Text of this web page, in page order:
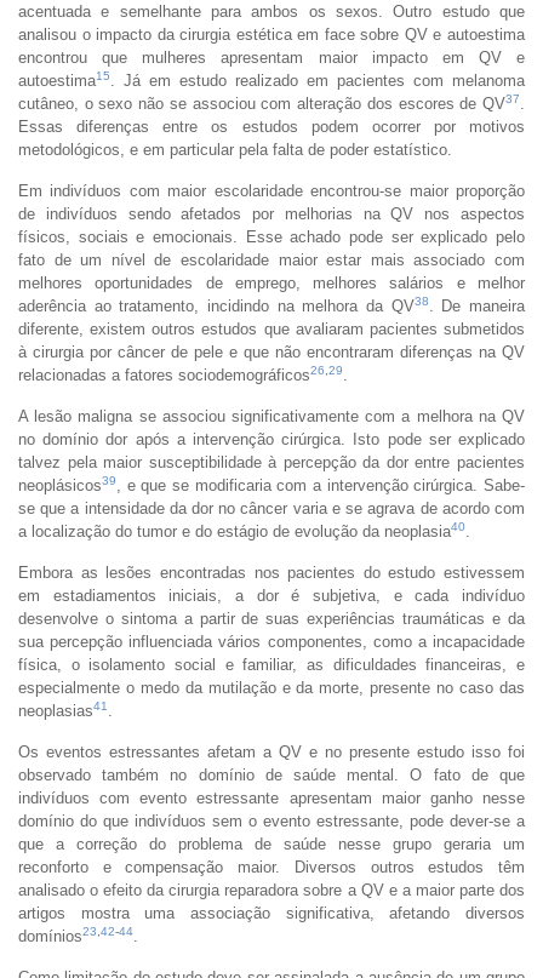
acentuada e semelhante para ambos os sexos. Outro estudo que
analisou o impacto da cirurgia estética em face sobre QV e autoestima
encontrou que mulheres apresentam maior impacto em QV e
autoestima15
. Já em estudo realizado em pacientes com melanoma
cutâneo, o sexo não se associou com alteração dos escores de QV37
Essas diferenças entre os estudos podem ocorrer por motivos
metodológicos, e em particular pela falta de poder estatístico.
Em indivíduos com maior escolaridade encontrou-se maior proporção
de indivíduos sendo afetados por melhorias na QV nos aspectos
físicos, sociais e emocionais. Esse achado pode ser explicado pelo
fato de um nível de escolaridade maior estar mais associado com
melhores oportunidades de emprego, melhores salários e melhor
aderência ao tratamento, incidindo na melhora da QV38
. De maneira
diferente, existem outros estudos que avaliaram pacientes submetidos
à cirurgia por câncer de pele e que não encontraram diferenças na QV
relacionadas a fatores sociodemográficos26 29
A lesão maligna se associou significativamente com a melhora na QV
no domínio dor após a intervenção cirúrgica. Isto pode ser explicado
talvez pela maior susceptibilidade à percepção da dor entre pacientes
neoplásicos39
, e que se modificaria com a intervenção cirúrgica. Sabe-
se que a intensidade da dor no câncer varia e se agrava de acordo com
a localização do tumor e do estágio de evolução da neoplasia40
Embora as lesões encontradas nos pacientes do estudo estivessem
em estadiamentos iniciais, a dor é subjetiva, e cada indivíduo
desenvolve o sintoma a partir de suas experiências traumáticas e da
sua percepção influenciada vários componentes, como a incapacidade
física, o isolamento social e familiar, as dificuldades financeiras, e
especialmente o medo da mutilação e da morte, presente no caso das
neoplasias41
Os eventos estressantes afetam a QV e no presente estudo isso foi
observado também no domínio de saúde mental. O fato de que
indivíduos com evento estressante apresentam maior ganho nesse
domínio do que indivíduos sem o evento estressante, pode dever-se a
que a correção do problema de saúde nesse grupo geraria um
reconforto e compensação maior. Diversos outros estudos têm
analisado o efeito da cirurgia reparadora sobre a QV e a maior parte dos
artigos mostra uma associação significativa, afetando diversos
domínios23 42-44